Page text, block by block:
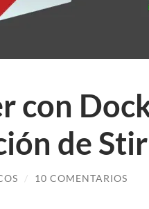
con
de
/ 10 COMENTARIOS